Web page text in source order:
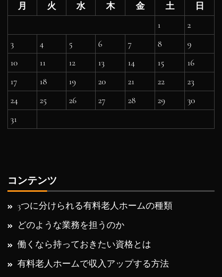
月
火 水 木 金 土
日
1
2
3
4 5 6 7 8
9
10
11 12 13 14 15
16
17
18 19 20 21 22
23
24
25 26 27 28 29
30
31
コンテンツ
3つに分けられる有料老人ホームの種類
どのような業務を担うのか
働くなら持っておきたい資格とは
有料老人ホームで収入アップする方法